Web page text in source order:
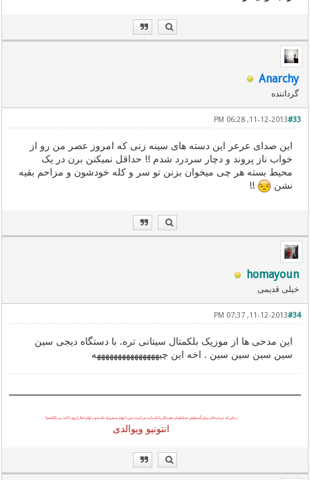
Anarchy
گرداننده
#33
11-12-2013, 06:28 PM
این صدای عرعر این دسته های سینه زنی که امروز عصر من رو از
خواب ناز پروند و دچار سردرد شدم !! حداقل نمیکنن برن در یک
محیط بسته هر چی میخوان بزنن تو سر و کله خودشون و مزاحم بقیه
نشن
!!
homayoun
خیلی قدیمی
#34
11-12-2013, 07:37 PM
این مدحی ها از موزیک بلکمتال سیتانی تره. با دستگاه دیجی سین
سین سین سین سین . اخه این چیهههههههههههههههه
زمانی که مردم نادان برای اُستوانش خدایانشان همدیگر را تکه پاره می کردندمنبا چهار سیم و یک تکه چوب اوایخدارا روی کاغذ می نگاشتم!
انتونیو ویوالدی